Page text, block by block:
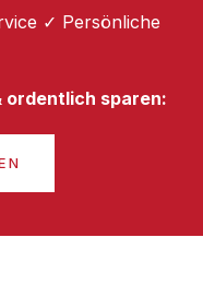
✓ Persönliche
sparen: